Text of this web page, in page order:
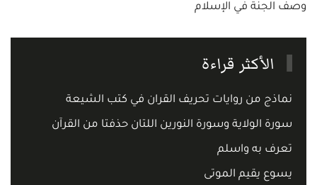
وصف الجنّة في الإسلام
الأكثر قراءة
نماذج من روايات تحريف القران في كتب الشيعة
سورة الولاية وسورة النورين اللتان حذفتا من القرآن
تعرف به واسلم
يسوع يقيم الموتى